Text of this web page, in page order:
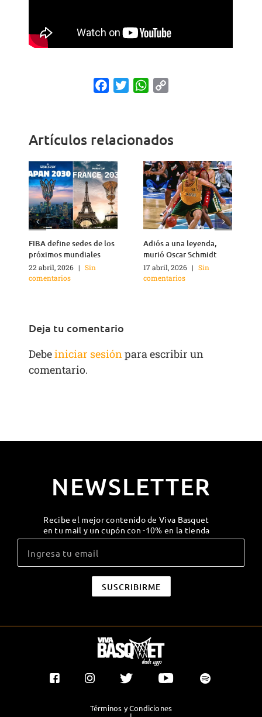
FacebookTwitterWhatsApp
Artículos relacionados
FIBA define sedes de los
próximos mundiales
22 abril, 2026 | Sin
comentarios
Adiós a una leyenda,
murió Oscar Schmidt
17 abril, 2026 | Sin
comentarios
Deja tu comentario
Debeiniciar sesiónpara escribir un
comentario.
NEWSLETTER
Recibe el mejor contenido de Viva Basquet
en tu mail y un cupón con -10% en la tienda
Términos y Condiciones